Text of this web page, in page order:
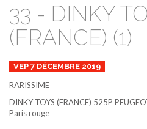
33 - DINKY
(FRANCE) (1)
VEP 7 DÉCEMBRE 2019
RARISSIME
DINKY TOYS (FRANCE) 525P
Parisrouge